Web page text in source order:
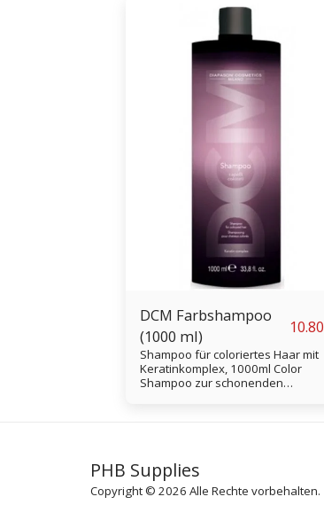
DCM Farbshampoo
(1000 ml)
10.80
Shampoo für coloriertes Haar mit
Keratinkomplex, 1000ml Color
Shampoo zur schonenden
PHB Supplies
Copyright © 2026 Alle Rechte vorbehalten.